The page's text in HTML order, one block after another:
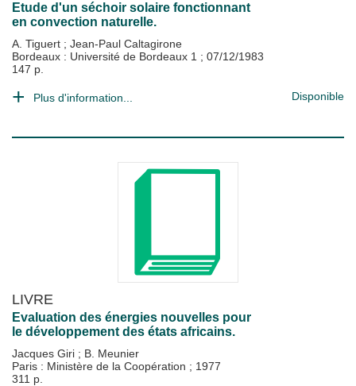
Etude d'un séchoir solaire fonctionnant
en convection naturelle.
A. Tiguert ; Jean-Paul Caltagirone
Bordeaux : Université de Bordeaux 1 ; 07/12/1983
147 p.
Plus d'information... Disponible
LIVRE
Evaluation des énergies nouvelles pour
le développement des états africains.
Jacques Giri ; B. Meunier
Paris : Ministère de la Coopération ; 1977
311 p.